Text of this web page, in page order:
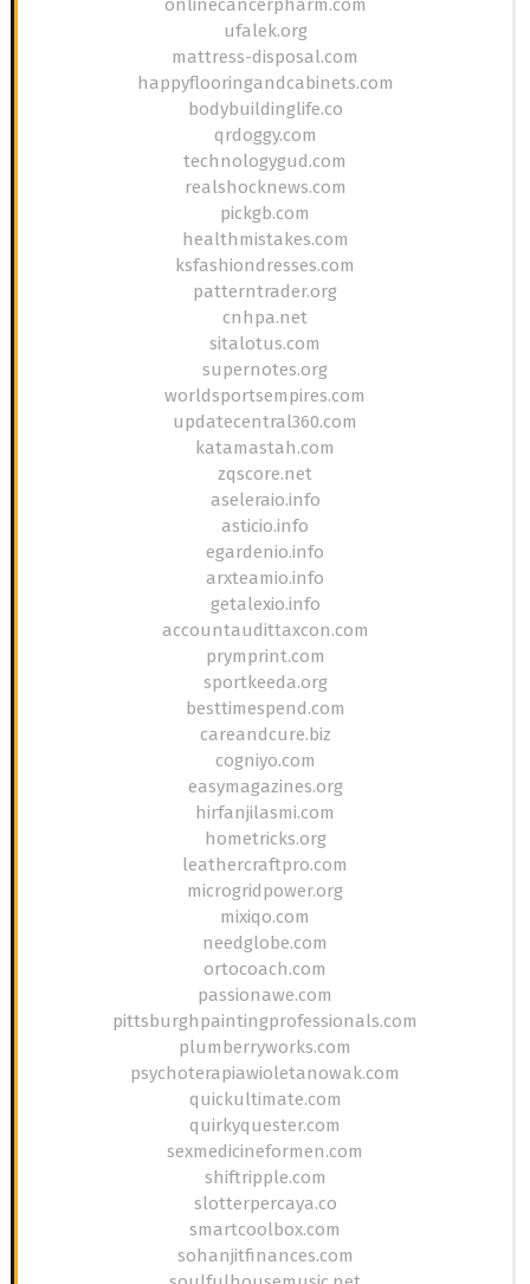
onlinecancerpharm.com
ufalek.org
mattress-disposal.com
happyflooringandcabinets.com
bodybuildinglife.co
qrdoggy.com
technologygud.com
realshocknews.com
pickgb.com
healthmistakes.com
ksfashiondresses.com
patterntrader.org
cnhpa.net
sitalotus.com
supernotes.org
worldsportsempires.com
updatecentral360.com
katamastah.com
zqscore.net
aseleraio.info
asticio.info
egardenio.info
arxteamio.info
getalexio.info
accountaudittaxcon.com
prymprint.com
sportkeeda.org
besttimespend.com
careandcure.biz
cogniyo.com
easymagazines.org
hirfanjilasmi.com
hometricks.org
leathercraftpro.com
microgridpower.org
mixiqo.com
needglobe.com
ortocoach.com
passionawe.com
pittsburghpaintingprofessionals.com
plumberryworks.com
psychoterapiawioletanowak.com
quickultimate.com
quirkyquester.com
sexmedicineformen.com
shiftripple.com
slotterpercaya.co
smartcoolbox.com
sohanjitfinances.com